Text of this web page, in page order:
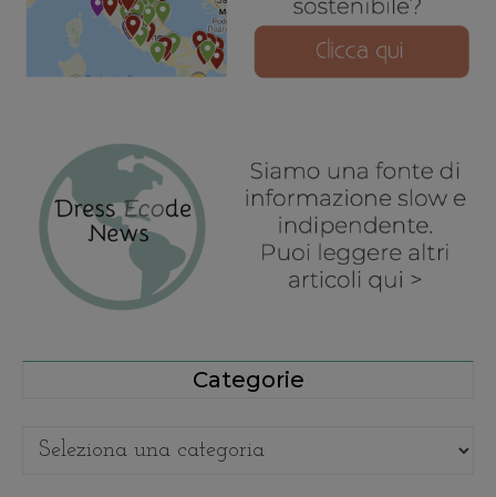
Categorie
Categorie